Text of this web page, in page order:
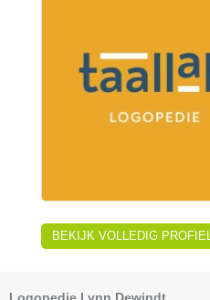
BEKIJK VOLLEDIG PROFIEL
Logopedie Lynn Dewindt